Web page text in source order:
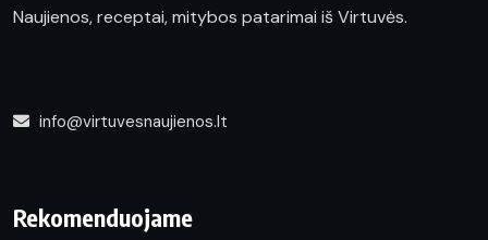
Naujienos, receptai, mitybos patarimai iš Virtuvės.
info@virtuvesnaujienos.lt
Rekomenduojame